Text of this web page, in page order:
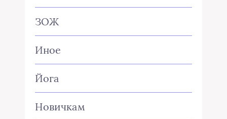
ЗОЖ
Иное
Йога
Новичкам